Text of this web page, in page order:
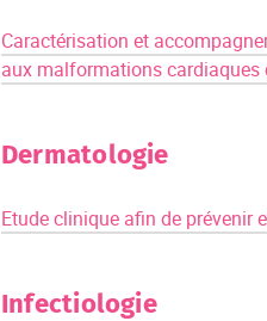
Caractérisation et
aux malformations cardiaques
Dermatologie
Etude clinique afin de prévenir
Infectiologie